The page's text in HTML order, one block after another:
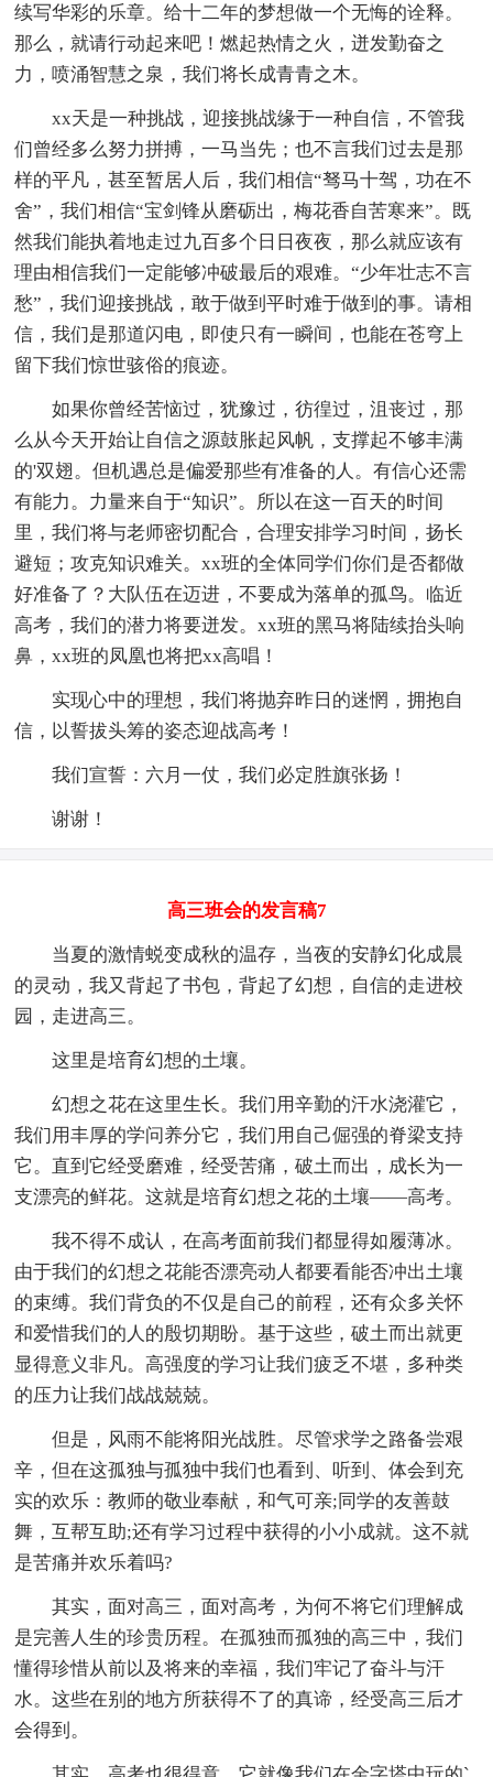
续写华彩的乐章。给十二年的梦想做一个无悔的诠释。
那么，就请行动起来吧！燃起热情之火，迸发勤奋之
力，喷涌智慧之泉，我们将长成青青之木。
xx天是一种挑战，迎接挑战缘于一种自信，不管我
们曾经多么努力拼搏，一马当先；也不言我们过去是那
样的平凡，甚至暂居人后，我们相信“驽马十驾，功在不
舍”，我们相信“宝剑锋从磨砺出，梅花香自苦寒来”。既
然我们能执着地走过九百多个日日夜夜，那么就应该有
理由相信我们一定能够冲破最后的艰难。“少年壮志不言
愁”，我们迎接挑战，敢于做到平时难于做到的事。请相
信，我们是那道闪电，即使只有一瞬间，也能在苍穹上
留下我们惊世骇俗的痕迹。
如果你曾经苦恼过，犹豫过，彷徨过，沮丧过，那
么从今天开始让自信之源鼓胀起风帆，支撑起不够丰满
的'双翅。但机遇总是偏爱那些有准备的人。有信心还需
有能力。力量来自于“知识”。所以在这一百天的时间
里，我们将与老师密切配合，合理安排学习时间，扬长
避短；攻克知识难关。xx班的全体同学们你们是否都做
好准备了？大队伍在迈进，不要成为落单的孤鸟。临近
高考，我们的潜力将要迸发。xx班的黑马将陆续抬头响
鼻，xx班的凤凰也将把xx高唱！
实现心中的理想，我们将抛弃昨日的迷惘，拥抱自
信，以誓拔头筹的姿态迎战高考！
我们宣誓：六月一仗，我们必定胜旗张扬！
谢谢！
高三班会的发言稿7
当夏的激情蜕变成秋的温存，当夜的安静幻化成晨
的灵动，我又背起了书包，背起了幻想，自信的走进校
园，走进高三。
这里是培育幻想的土壤。
幻想之花在这里生长。我们用辛勤的汗水浇灌它，
我们用丰厚的学问养分它，我们用自己倔强的脊梁支持
它。直到它经受磨难，经受苦痛，破土而出，成长为一
支漂亮的鲜花。这就是培育幻想之花的土壤——高考。
我不得不成认，在高考面前我们都显得如履薄冰。
由于我们的幻想之花能否漂亮动人都要看能否冲出土壤
的束缚。我们背负的不仅是自己的前程，还有众多关怀
和爱惜我们的人的殷切期盼。基于这些，破土而出就更
显得意义非凡。高强度的学习让我们疲乏不堪，多种类
的压力让我们战战兢兢。
但是，风雨不能将阳光战胜。尽管求学之路备尝艰
辛，但在这孤独与孤独中我们也看到、听到、体会到充
实的欢乐：教师的敬业奉献，和气可亲;同学的友善鼓
舞，互帮互助;还有学习过程中获得的小小成就。这不就
是苦痛并欢乐着吗?
其实，面对高三，面对高考，为何不将它们理解成
是完善人生的珍贵历程。在孤独而孤独的高三中，我们
懂得珍惜从前以及将来的幸福，我们牢记了奋斗与汗
水。这些在别的地方所获得不了的真谛，经受高三后才
会得到。